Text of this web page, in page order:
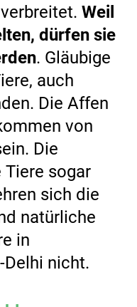
Weil
dürfen sie
. Gläubige
auch
Die Affen
von
Die
sogar
sich die
natürliche
in
nicht.